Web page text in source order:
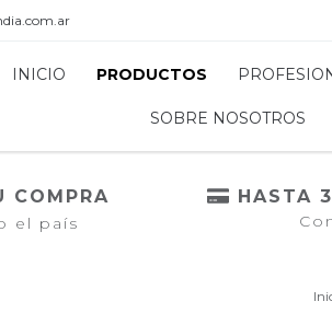
INICIO PRODUCTOS
SOBRE NOSOTROS
COMPRA
el país
HASTA